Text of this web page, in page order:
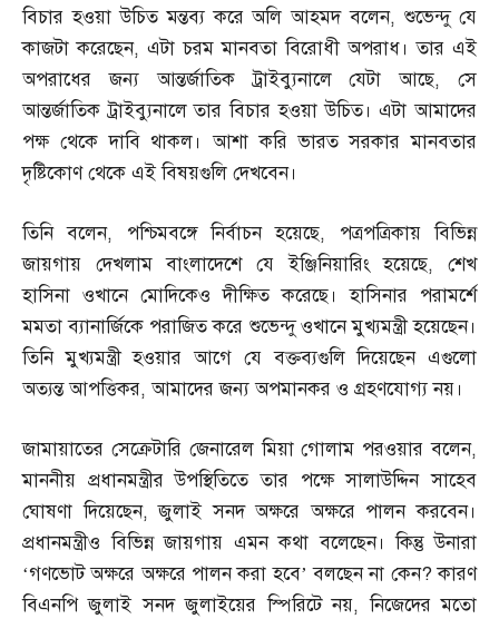
বিচার হওয়া উচিত মন্তব্য করে অলি আহমদ বলেন,শুভেন্দু যে
কাজটা করেছেন, এটা চরম মানবতা বিরোধী অপরাধ। তার এই
অপরাধের জন্য আন্তর্জাতিক ট্রাইব্যুনালে যেটা আছে,সে
আন্তর্জাতিক ট্রাইব্যুনালে তার বিচার হওয়া উচিত। এটা আমাদের
পক্ষ থেকে দাবি থাকল। আশা করি ভারত সরকার মানবতার
দৃষ্টিকোণ থেকে এই বিষয়গুলি দেখবেন।
তিনি বলেন, পশ্চিমবঙ্গে নির্বাচন হয়েছে, পত্রপত্রিকায় বিভিন্ন
জায়গায় দেখলাম বাংলাদেশে যে ইঞ্জিনিয়ারিং হয়েছে,শেখ
হাসিনা ওখানে মোদিকেও দীক্ষিত করেছে। হাসিনার পরামর্শে
মমতা ব্যানার্জিকে পরাজিত করে শুভেন্দু ওখানে মুখ্যমন্ত্রী হয়েছেন।
তিনি মুখ্যমন্ত্রী হওয়ার আগে যে বক্তব্যগুলি দিয়েছেন এগুলো
অত্যন্ত আপত্তিকর,আমাদের জন্য অপমানকর ও গ্রহণযোগ্য নয়।
জামায়াতের সেক্রেটারি জেনারেল মিয়া গোলাম পরওয়ার বলেন,
মাননীয় প্রধানমন্ত্রীর উপস্থিতিতে তার পক্ষে সালাউদ্দিন সাহেব
ঘোষণা দিয়েছেন,জুলাই সনদ অক্ষরে অক্ষরে পালন করবেন।
প্রধানমন্ত্রীও বিভিন্ন জায়গায় এমন কথা বলেছেন। কিন্তু উনারা
‘গণভোট অক্ষরে অক্ষরে পালন করা হবে’ বলছেন না কেন?কারণ
বিএনপি জুলাই সনদ জুলাইয়ের স্পিরিটে নয়,নিজেদের মতো